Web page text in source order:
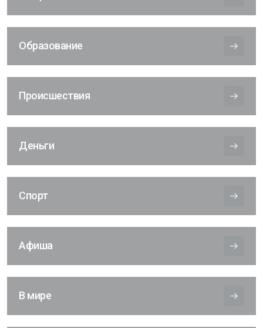
Образование
Происшествия
Деньги
Спорт
Афиша
В мире